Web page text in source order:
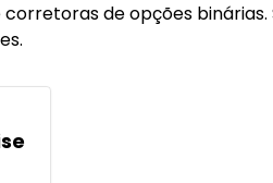
de opções binárias.